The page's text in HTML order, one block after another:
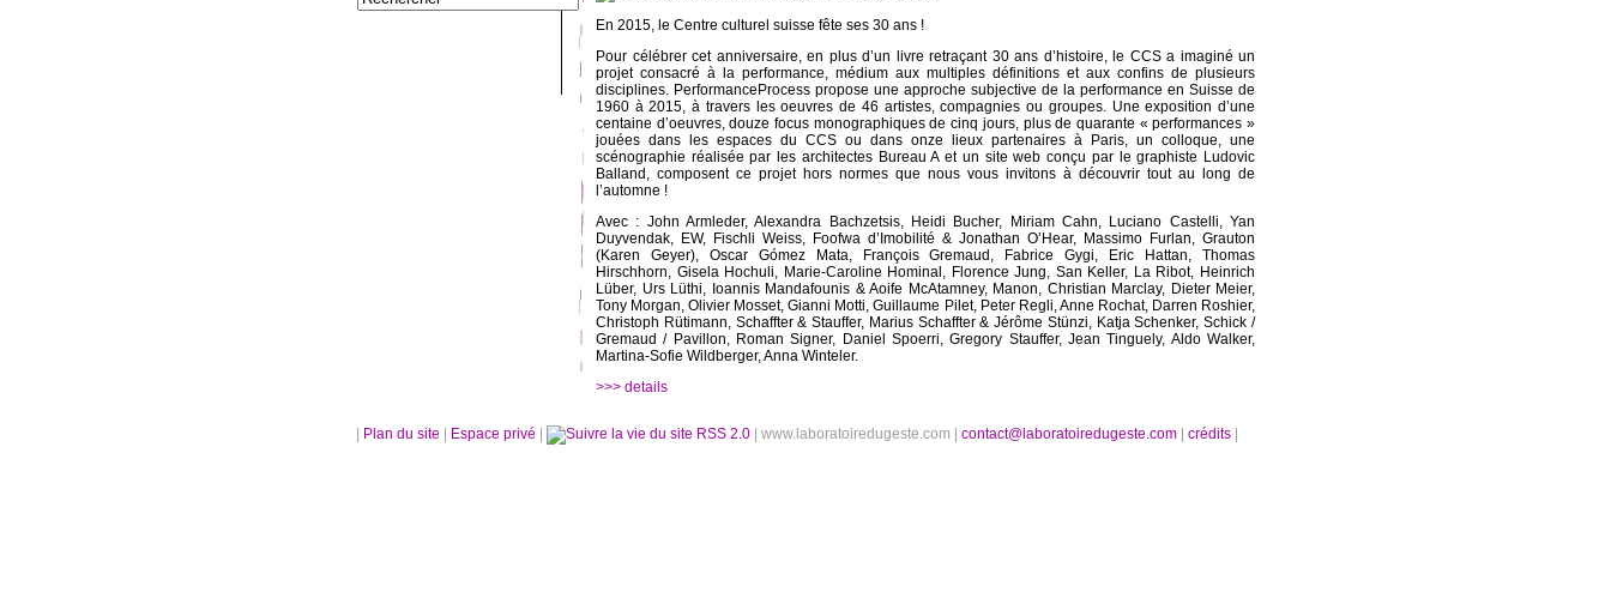
En 2015, le Centre culturel suisse fête ses 30 ans !
Pour célébrer cet anniversaire, en plus d’un livre retraçant 30 ans d’histoire, le CCS a imaginé un
projet consacré à la performance, médium aux multiples définitions et aux confins de plusieurs
disciplines. PerformanceProcess propose une approche subjective de la performance en Suisse de
1960 à 2015, à travers les oeuvres de 46 artistes, compagnies ou groupes. Une exposition d’une
centaine d’oeuvres, douze focus monographiques de cinq jours, plus de quarante « performances »
jouées dans les espaces du CCS ou dans onze lieux partenaires à Paris, un colloque, une
scénographie réalisée par les architectes Bureau A et un site web conçu par le graphiste Ludovic
Balland, composent ce projet hors normes que nous vous invitons à découvrir tout au long de
l’automne !
Avec : John Armleder, Alexandra Bachzetsis, Heidi Bucher, Miriam Cahn, Luciano Castelli, Yan
Duyvendak, EW, Fischli Weiss, Foofwa d’Imobilité & Jonathan O’Hear, Massimo Furlan, Grauton
(Karen Geyer), Oscar Gómez Mata, François Gremaud, Fabrice Gygi, Eric Hattan, Thomas
Hirschhorn, Gisela Hochuli, Marie-Caroline Hominal, Florence Jung, San Keller, La Ribot, Heinrich
Lüber, Urs Lüthi, Ioannis Mandafounis & Aoife McAtamney, Manon, Christian Marclay, Dieter Meier,
Tony Morgan, Olivier Mosset, Gianni Motti, Guillaume Pilet, Peter Regli, Anne Rochat, Darren Roshier,
Christoph Rütimann, Schaffter & Stauffer, Marius Schaffter & Jérôme Stünzi, Katja Schenker, Schick /
Gremaud / Pavillon, Roman Signer, Daniel Spoerri, Gregory Stauffer, Jean Tinguely, Aldo Walker,
Martina-Sofie Wildberger, Anna Winteler.
>>> details
Plan du site Espace privé RSS 2.0 | www.laboratoiredugeste.com | contact@laboratoiredugeste.com crédits